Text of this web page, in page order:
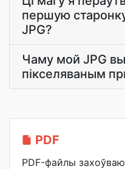
першую
JPG?
Чаму мой JPG
пікселяваным
PDF
PDF-файлы